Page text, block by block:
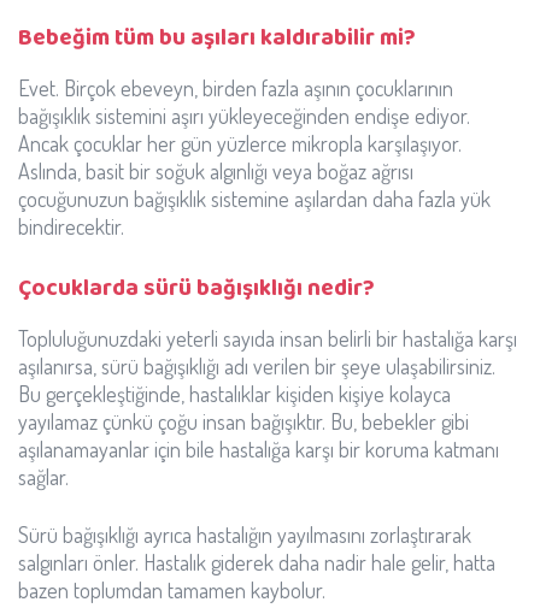
Bebeğim tüm bu aşıları kaldırabilir mi?
Evet. Birçok ebeveyn, birden fazla aşının çocuklarının
bağışıklık sistemini aşırı yükleyeceğinden endişe ediyor.
Ancak çocuklar her gün yüzlerce mikropla karşılaşıyor.
Aslında, basit bir soğuk algınlığı veya boğaz ağrısı
çocuğunuzun bağışıklık sistemine aşılardan daha fazla yük
bindirecektir.
Çocuklarda sürü bağışıklığı nedir?
Topluluğunuzdaki yeterli sayıda insan belirli bir hastalığa karşı
aşılanırsa, sürü bağışıklığı adı verilen bir şeye ulaşabilirsiniz.
Bu gerçekleştiğinde, hastalıklar kişiden kişiye kolayca
yayılamaz çünkü çoğu insan bağışıktır. Bu, bebekler gibi
aşılanamayanlar için bile hastalığa karşı bir koruma katmanı
sağlar.
Sürü bağışıklığı ayrıca hastalığın yayılmasını zorlaştırarak
salgınları önler. Hastalık giderek daha nadir hale gelir, hatta
bazen toplumdan tamamen kaybolur.